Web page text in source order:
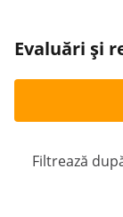
Evaluări și
Filtrează